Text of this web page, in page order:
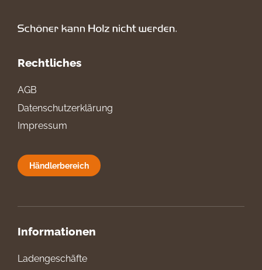
Rechtliches
AGB
Datenschutzerklärung
Impressum
Händlerbereich
Informationen
Ladengeschäfte